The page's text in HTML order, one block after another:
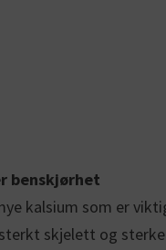
benskjørhet
kalsium som er
skjelett og sterke